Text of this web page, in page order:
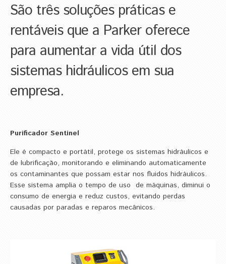
São três soluções práticas e
rentáveis que a Parker oferece
para aumentar a vida útil dos
sistemas hidráulicos em sua
empresa.
Purificador Sentinel
Ele é compacto e portátil, protege os sistemas hidráulicos e
de lubrificação, monitorando e eliminando automaticamente
os contaminantes que possam estar nos fluidos hidráulicos.
Esse sistema amplia o tempo de uso de máquinas, diminui o
consumo de energia e reduz custos, evitando perdas
causadas por paradas e reparos mecânicos.